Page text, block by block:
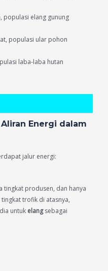
populasi elang gunung
populasi ular pohon
laba-laba hutan
Energi dalam
jalur energi:
tingkat produsen, dan hanya
trofik di atasnya,
untuk elangsebagai